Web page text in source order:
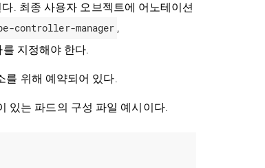
. 최종 사용자 오브젝트에 어노테이션
controller-manager ,
지정해야 한다.
를 위해 예약되어 있다.
있는 파드의 구성 파일 예시이다.